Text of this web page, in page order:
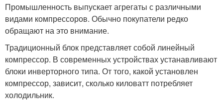
Промышленность выпускает агрегаты с различными
видами компрессоров. Обычно покупатели редко
обращают на это внимание.
Традиционный блок представляет собой линейный
компрессор. В современных устройствах устанавливают
блоки инверторного типа. От того, какой установлен
компрессор, зависит, сколько киловатт потребляет
холодильник.